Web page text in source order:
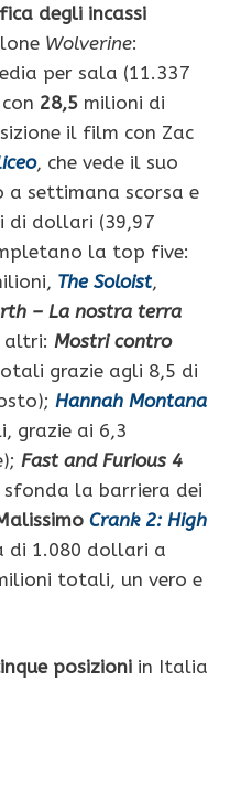
degli incassi
Wolverine:
per sala (11.337
28,5 milioni di
il film con Zac
, che vede il suo
a settimana scorsa e
di dollari (39,97
la top five:
The Soloist,
– La nostra terra
altri: Mostri contro
grazie agli 8,5 di
Hannah Montana
grazie ai 6,3
Fast and Furious 4
sfonda la barriera dei
Crank 2: High
di 1.080 dollari a
totali, un vero e
posizioni in Italia